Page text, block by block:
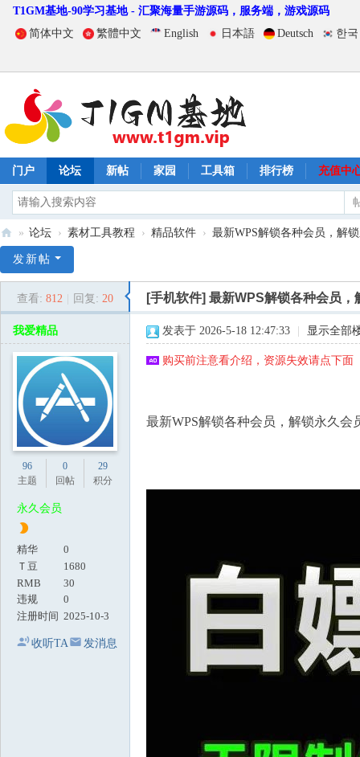
T1GM基地-90学习基地 - 汇聚海量手游源码，服务端，游戏源码
简体中文
繁體中文 English 日本語 Deutsch 한
门户 论坛 新帖 家园 工具箱 排行榜 充值中
1
» 论坛 › 素材工具教程 › 精品软件 › 最新WPS解锁各种会员，解
发新帖
查看: 812 回复: 20 [手机软件] 最新WPS解锁各种会员，
我爱精品
96
主题
0
回帖
29
积分
永久会员
精华
0
Ｔ豆
1680
RMB
30
违规
0
注册时间 2025-10-3
收听TA 发消息
发表于 2026-5-18 12:47:33 显示全部
购买前注意看介绍，资源失效请点下
最新WPS解锁各种会员，解锁永久会